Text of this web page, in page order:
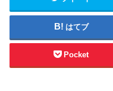
はてブ
Pocket